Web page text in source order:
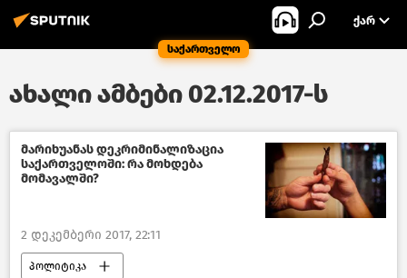
საქართველო
ᲥᲐᲠ
ახალი ამბები 02.12.2017-ს
მარიხუანას დეკრიმინალიზაცია
საქართველოში: რა მოხდება
მომავალში?
2 დეკემბერი 2017, 22:11
პოლიტიკა